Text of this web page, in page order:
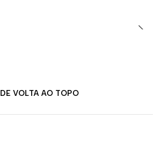
DE VOLTA AO TOPO